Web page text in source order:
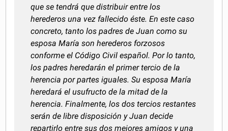
que se tendrá que distribuir entre los
herederos una vez fallecido éste. En este caso
concreto, tanto los padres de Juan como su
esposa María son herederos forzosos
conforme el Código Civil español. Por lo tanto,
los padres heredarán el primer tercio de la
herencia por partes iguales. Su esposa María
heredará el usufructo de la mitad de la
herencia. Finalmente, los dos tercios restantes
serán de libre disposición y Juan decide
repartirlo entre sus dos mejores amigos y una